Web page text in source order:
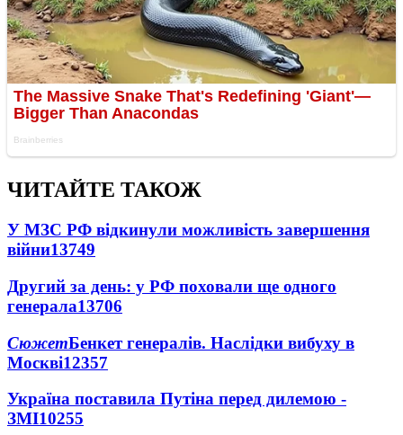
ЧИТАЙТЕ ТАКОЖ
У МЗС РФ відкинули можливість завершення
війни13749
Другий за день: у РФ поховали ще одного
генерала13706
СюжетБенкет генералів. Наслідки вибуху в
Москві12357
Україна поставила Путіна перед дилемою -
ЗМІ10255